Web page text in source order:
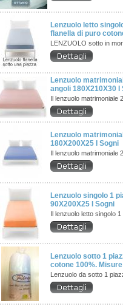
Lenzuolo letto
flanella di puro
LENZUOLO sotto in
Lenzuolo
angoli 180X210X30 I
Il lenzuolo matrimoniale
Lenzuolo
180X200X25 I Sogni
Il lenzuolo matrimoniale
Lenzuolo singolo 1
90X200X25 I Sogni
Il lenzuolo letto singolo 1
Lenzuolo sotto 1
cotone 100%.
Lenzuolo da sotto 1